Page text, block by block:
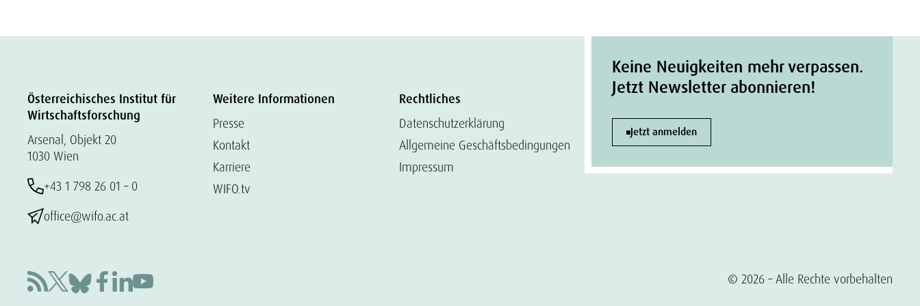
Österreichisches Institut für
Wirtschaftsforschung
Arsenal, Objekt 20
1030 Wien
+43 1 798 26 01 – 0
office@wifo.ac.at
Weitere Informationen
Presse
Kontakt
Karriere
WIFO.tv
Rechtliches
Datenschutzerklärung
Allgemeine Geschäftsbedingungen
Impressum
Keine Neuigkeiten mehr verpassen.
Jetzt Newsletter abonnieren!
Jetzt anmelden
© 2026 – Alle Rechte vorbehalten